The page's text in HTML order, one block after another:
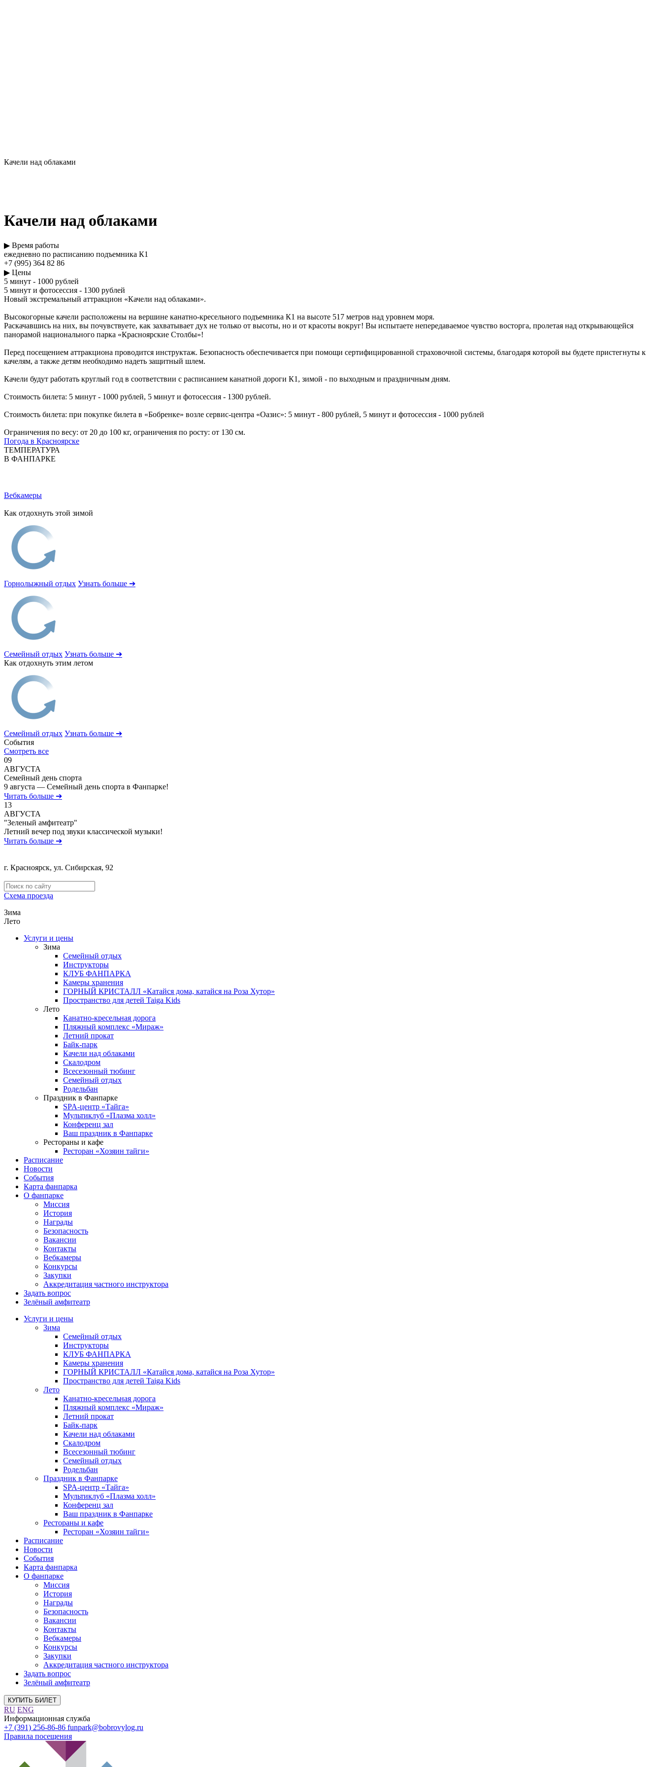
Качели над облаками
Качели над облаками
▶ Время работы
ежедневно по расписанию подъемника К1
+7 (995) 364 82 86
▶ Цены
5 минут - 1000 рублей
5 минут и фотосессия - 1300 рублей
Новый экстремальный аттракцион «Качели над облаками».
Высокогорные качели расположены на вершине канатно-кресельного подъемника К1 на высоте 517 метров над уровнем моря.
Раскачавшись на них, вы почувствуете, как захватывает дух не только от высоты, но и от красоты вокруг! Вы испытаете непередаваемое чувство восторга, пролетая над открывающейся
панорамой национального парка «Красноярские Столбы»!
Перед посещением аттракциона проводится инструктаж. Безопасность обеспечивается при помощи сертифицированной страховочной системы, благодаря которой вы будете пристегнуты к
качелям, а также детям необходимо надеть защитный шлем.
Качели будут работать круглый год в соответствии с расписанием канатной дороги К1, зимой - по выходным и праздничным дням.
Стоимость билета: 5 минут - 1000 рублей, 5 минут и фотосессия - 1300 рублей.
Стоимость билета: при покупке билета в «Бобренке» возле сервис-центра «Оазис»: 5 минут - 800 рублей, 5 минут и фотосессия - 1000 рублей
Ограничения по весу: от 20 до 100 кг, ограничения по росту: от 130 см.
Погода в Красноярске
ТЕМПЕРАТУРА
В ФАНПАРКЕ
Вебкамеры
Как отдохнуть этой зимой
Горнолыжный отдых Узнать больше ➔
Семейный отдых Узнать больше ➔
Как отдохнуть этим летом
Семейный отдых Узнать больше ➔
События
Смотреть все
09
АВГУСТА
Семейный день спорта
9 августа — Семейный день спорта в Фанпарке!
Читать больше ➔
13
АВГУСТА
"Зеленый амфитеатр"
Летний вечер под звуки классической музыки!
Читать больше ➔
г. Красноярск, ул. Сибирская, 92
Схема проезда
Зима
Лето
Услуги и цены
Зима
Семейный отдых
Инструкторы
КЛУБ ФАНПАРКА
Камеры хранения
ГОРНЫЙ КРИСТАЛЛ «Катайся дома, катайся на Роза Хутор»
Пространство для детей Taiga Kids
Лето
Канатно-кресельная дорога
Пляжный комплекс «Мираж»
Летний прокат
Байк-парк
Качели над облаками
Скалодром
Всесезонный тюбинг
Семейный отдых
Родельбан
Праздник в Фанпарке
SPA-центр «Тайга»
Мультиклуб «Плазма холл»
Конференц зал
Ваш праздник в Фанпарке
Рестораны и кафе
Ресторан «Хозяин тайги»
Расписание
Новости
События
Карта фанпарка
О фанпарке
Миссия
История
Награды
Безопасность
Вакансии
Контакты
Вебкамеры
Конкурсы
Закупки
Аккредитация частного инструктора
Задать вопрос
Зелёный амфитеатр
Услуги и цены
Зима
Семейный отдых
Инструкторы
КЛУБ ФАНПАРКА
Камеры хранения
ГОРНЫЙ КРИСТАЛЛ «Катайся дома, катайся на Роза Хутор»
Пространство для детей Taiga Kids
Лето
Канатно-кресельная дорога
Пляжный комплекс «Мираж»
Летний прокат
Байк-парк
Качели над облаками
Скалодром
Всесезонный тюбинг
Семейный отдых
Родельбан
Праздник в Фанпарке
SPA-центр «Тайга»
Мультиклуб «Плазма холл»
Конференц зал
Ваш праздник в Фанпарке
Рестораны и кафе
Ресторан «Хозяин тайги»
Расписание
Новости
События
Карта фанпарка
О фанпарке
Миссия
История
Награды
Безопасность
Вакансии
Контакты
Вебкамеры
Конкурсы
Закупки
Аккредитация частного инструктора
Задать вопрос
Зелёный амфитеатр
КУПИТЬ БИЛЕТ
RU ENG
Информационная служба
+7 (391) 256-86-86 funpark@bobrovylog.ru
Правила посещения